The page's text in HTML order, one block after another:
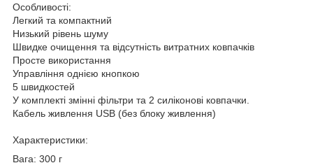
Особливості:
Легкий та компактний
Низький рівень шуму
Швидке очищення та відсутність витратних ковпачків
Просте використання
Управління однією кнопкою
5 швидкостей
У комплекті змінні фільтри та 2 силіконові ковпачки.
Кабель живлення USB (без блоку живлення)
Характеристики:
Вага: 300 г